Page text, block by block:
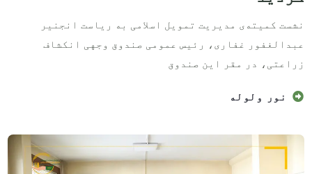
نشست کمیته‌ی مدیریت تمویل اسلامی به ریاست انجنیر
عبدالغفور غفاری، رئیس عمومی صندوق وجهی انکشاف
زراعتی، در مقر این صندوق
نور ولوله